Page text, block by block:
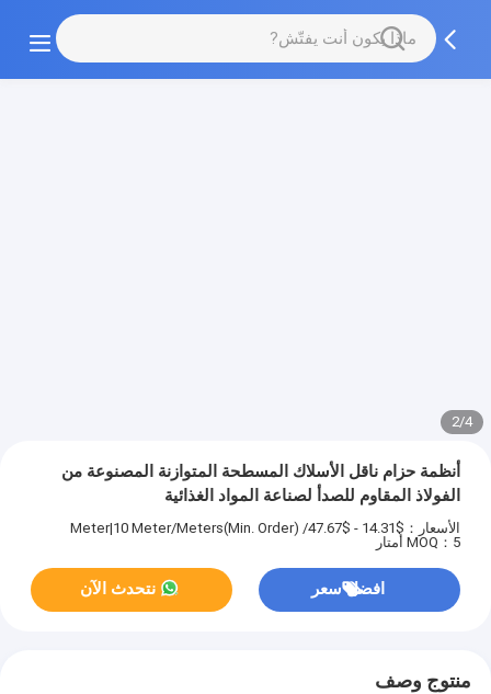
2/4
أنظمة حزام ناقل الأسلاك المسطحة المتوازنة المصنوعة من
الفولاذ المقاوم للصدأ لصناعة المواد الغذائية
الأسعار：$14.31 - $47.67/ Meter|10 Meter/Meters(Min. Order)
MOQ：5 أمتار
افضل سعر نتحدث الآن
منتوج وصف